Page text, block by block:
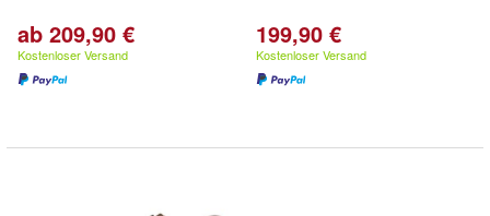
ab 209,90 €
Kostenloser Versand
199,90 €
Kostenloser Versand